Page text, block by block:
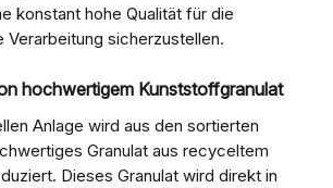
konstant hohe Qualität für die
Verarbeitung sicherzustellen.
hochwertigem Kunststoffgranulat
Anlage wird aus den sortierten
Granulat aus recyceltem
Dieses Granulat wird direkt in